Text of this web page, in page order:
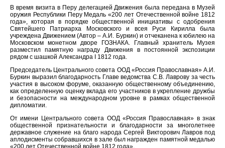
В время визита в Перу делегацией Движения была передана в Музей
оружия Республики Перу Медаль «200 лет Отечественной войне 1812
года», которая в порядке общественной инициативы с одобрения
Святейшего Патриарха Московского и всея Руси Кирилла была
учреждена Движением (Автор – А.И. Буркин) и отчеканена к юбилею на
Московском монетном дворе ГОЗНАКА. Главный хранитель Музея
разместил памятную награду Движения в постоянной экспозиции
рядом с шашкой Александра I 1812 года.
Председатель Центрального совета ООД «Россия Православная» А.И.
Буркин выразил благодарность Главе ведомства С.В. Лаврову за честь
участия в высоком форуме, оказанную общественному объединению,
как определенную оценку вклада его участников в укрепление дружбы
и безопасности на международном уровне в рамках общественной
дипломатии.
От имени Центрального совета ООД «Россия Православная» в знак
общественной признательности и благодарности за многолетнее
державное служение на благо народа Сергей Викторович Лавров под
аплодисменты собравшихся в зале был награжден памятной медалью
«200 лет Отечественной войне 1812 года».